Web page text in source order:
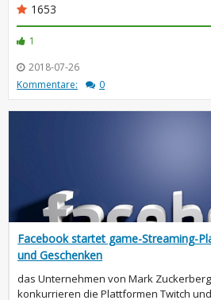
1653
1
2018-07-26
Kommentare:
0
Facebook startet game-Streaming-
und Geschenken
das Unternehmen von Mark
konkurrieren die Plattformen Twitch